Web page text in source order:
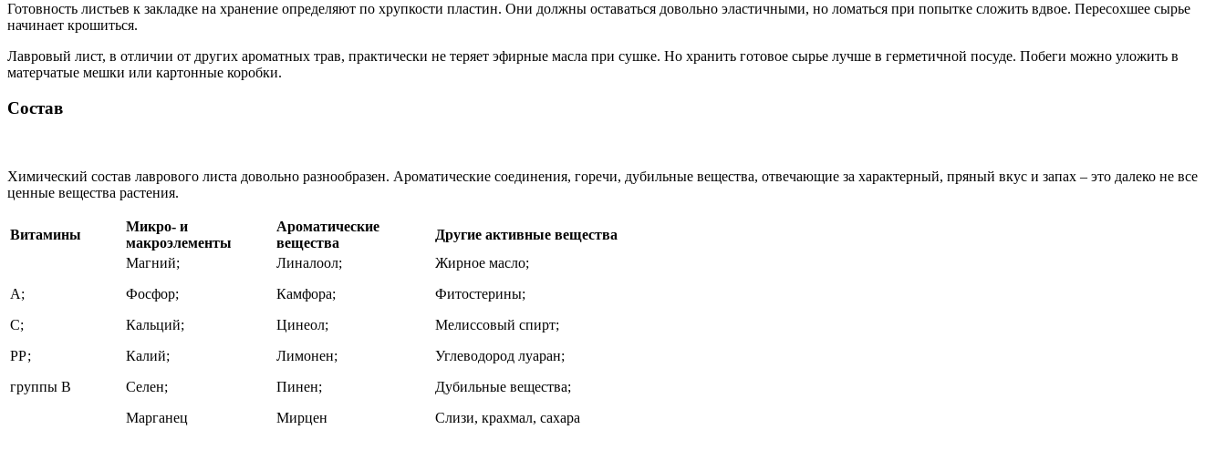
Готовность листьев к закладке на хранение определяют по хрупкости пластин. Они должны оставаться довольно эластичными, но ломаться при попытке сложить вдвое. Пересохшее сырье
начинает крошиться.
Лавровый лист, в отличии от других ароматных трав, практически не теряет эфирные масла при сушке. Но хранить готовое сырье лучше в герметичной посуде. Побеги можно уложить в
матерчатые мешки или картонные коробки.
Состав
Химический состав лаврового листа довольно разнообразен. Ароматические соединения, горечи, дубильные вещества, отвечающие за характерный, пряный вкус и запах – это далеко не все
ценные вещества растения.
Витамины
Микро- и
макроэлементы
Ароматические
вещества
Другие активные вещества
А;
С;
РР;
группы В
Магний;
Фосфор;
Кальций;
Калий;
Селен;
Марганец
Линалоол;
Камфора;
Цинеол;
Лимонен;
Пинен;
Мирцен
Жирное масло;
Фитостерины;
Мелиссовый спирт;
Углеводород луаран;
Дубильные вещества;
Слизи, крахмал, сахара